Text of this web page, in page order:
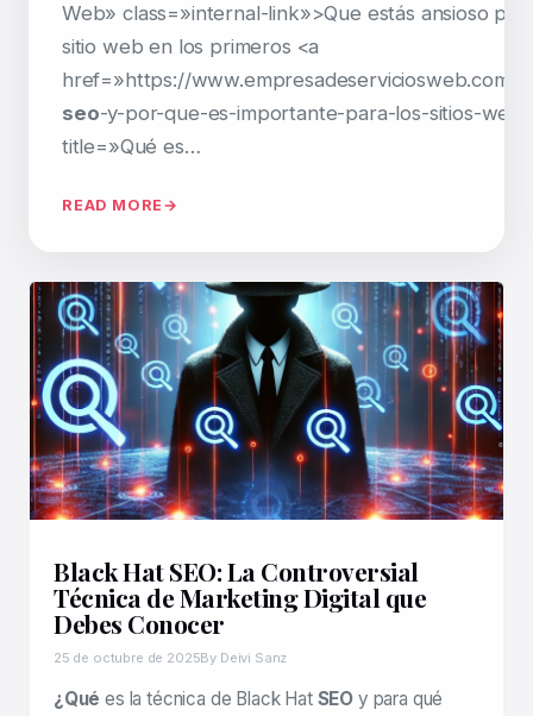
Web» class=»internal-link»>Que estás ansioso
sitio web en los primeros <a
href=»https://www.empresadeserviciosweb.com/
seo-y-por-que-es-importante-para-los-sitios-web/
title=»Qué es…
READ MORE
Black Hat SEO: La Controversial
Técnica de Marketing Digital que
Debes Conocer
25 de octubre de 2025By Deivi Sanz
¿Qué es la técnica de Black Hat SEO y para qué